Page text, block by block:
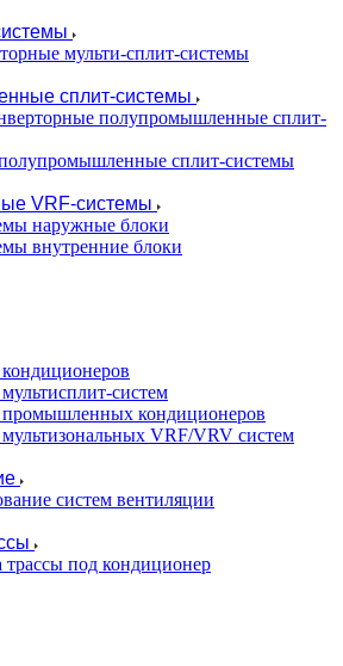
мульти-сплит-системы
сплит-системы
полупромышленные сплит-
сплит-системы
VRF-системы
наружные блоки
внутренние блоки
систем
промышленных кондиционеров
мультизональных VRF/VRV систем
систем вентиляции
трассы под кондиционер